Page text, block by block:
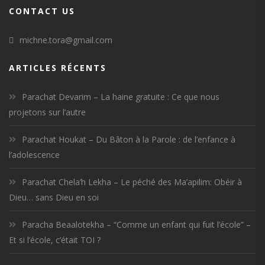
CONTACT US
michne.tora@gmail.com
ARTICLES RÉCENTS
Parachat Devarim – La haine gratuite : Ce que nous
projetons sur l’autre
Parachat Houkat – Du Bâton à la Parole : de l’enfance à
l’adolescence
Parachat Chela’h Lekha – Le péché des Ma’apilim: Obéir à
Dieu… sans Dieu en soi
Paracha Beaalotekha – “Comme un enfant qui fuit l’école” –
Et si l’école, c’était TOI ?